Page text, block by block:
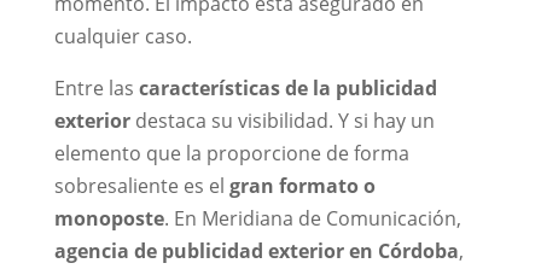
cualquier caso.
Entre las características de la publicidad
exteriordestaca su visibilidad. Y si hay un
elemento que la proporcione de forma
sobresaliente es el gran formato o
monoposte. En Meridiana de Comunicación,
agencia de publicidad exterior en Córdoba,